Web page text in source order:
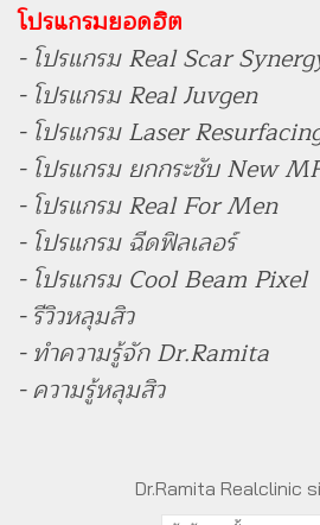
โปรแกรมยอดฮิต
- โปรแกรม Real Scar
- โปรแกรม Real Juvgen
- โปรแกรม Laser
- โปรแกรม ยกกระชับ New
- โปรแกรม Real For Men
- โปรแกรม ฉีดฟิลเลอร์
- โปรแกรม Cool Beam Pixel
- รีวิวหลุมสิว
- ทำความรู้จัก Dr.Ramita
- ความรู้หลุมสิว
Dr.Ramita Realclinic